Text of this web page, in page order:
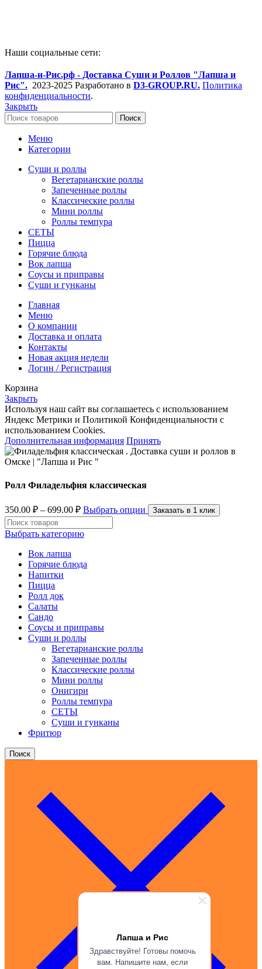
Лапша и Рис
Здравствуйте! Готовы помочь
вам. Напишите нам, если
Наши социальные сети:
Лапша-и-Рис.рф - Доставка Суши и Роллов "Лапша и
Рис". 2023-2025 Разработано в D3-GROUP.RU. Политика
конфиденциальности.
Закрыть
Поиск
Меню
Категории
Суши и роллы
Вегетарианские роллы
Запеченные роллы
Классические роллы
Мини роллы
Роллы темпура
СЕТЫ
Пицца
Горячие блюда
Вок лапша
Соусы и приправы
Суши и гунканы
Главная
Меню
О компании
Доставка и оплата
Контакты
Новая акция недели
Логин / Регистрация
Корзина
Закрыть
Используя наш сайт вы соглашаетесь с использованием
Яндекс Метрики и Политикой Конфиденциальности с
использованием Cookies.
Дополнительная информация Принять
Ролл Филадельфия классическая
350.00 ₽ – 699.00 ₽ Выбрать опции Заказать в 1 клик
Выбрать категорию
Вок лапша
Горячие блюда
Напитки
Пицца
Ролл док
Салаты
Сандо
Соусы и приправы
Суши и роллы
Вегетарианские роллы
Запеченные роллы
Классические роллы
Мини роллы
Онигири
Роллы темпура
СЕТЫ
Суши и гунканы
Фритюр
Поиск